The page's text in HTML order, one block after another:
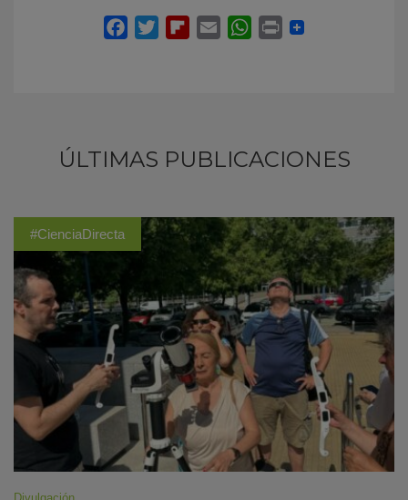
ÚLTIMAS PUBLICACIONES
#CienciaDirecta